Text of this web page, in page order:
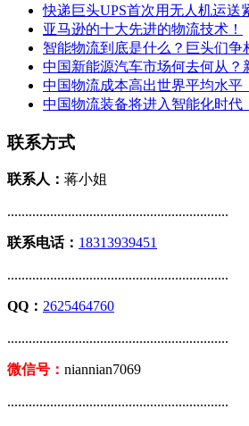
快递巨头UPS首次用无人机运送
亚马逊的十大先进的物流技术！
智能物流到底是什么？巨头们争
中国新能源汽车市场何去何从？
中国物流成本高出世界平均水平
中国物流装备将进入智能化时代
联系方式
联系人： 蒋小姐
..............................................................
联系电话： 18313939451
..............................................................
QQ： 2625464760
..............................................................
微信号： niannian7069
..............................................................